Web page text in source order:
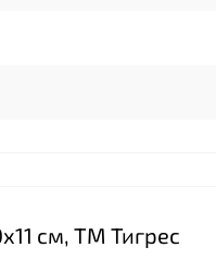
см, ТМ Тигрес